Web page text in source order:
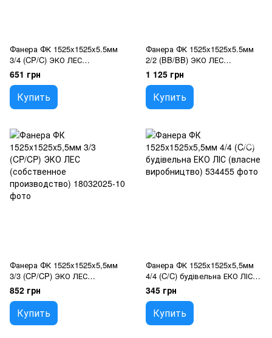
Фанера ФК 1525x1525x5.5мм
3/4 (CP/C) ЭКО ЛЕС
(собственное производство)
651 грн
Купить
Фанера ФК 1525x1525x5.5мм
2/2 (BB/BB) ЭКО ЛЕС
(собственное производство)
1 125 грн
Купить
Фанера ФК 1525x1525x5,5мм
3/3 (CP/CP) ЭКО ЛЕС
(собственное производство)
852 грн
Купить
Фанера ФК 1525x1525x5,5мм
4/4 (C/C) будівельна ЕКО ЛІС
(власне виробництво)
345 грн
Купить